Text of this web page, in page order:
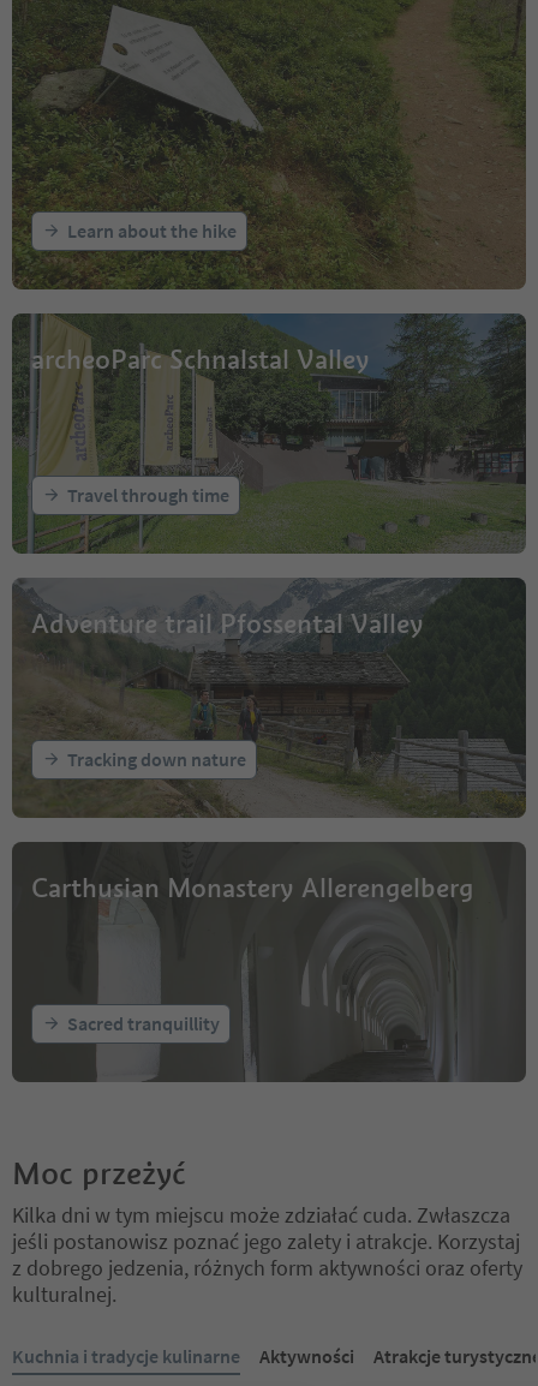
Learn about the hike
archeoParc Schnalstal Valley
Travel through time
Adventure trail Pfossental Valley
Tracking down nature
Carthusian Monastery Allerengelberg
Sacred tranquillity
Moc przeżyć
Kilka dni w tym miejscu może zdziałać cuda. Zwłaszcza
jeśli postanowisz poznać jego zalety i atrakcje. Korzystaj
z dobrego jedzenia, różnych form aktywności oraz oferty
kulturalnej.
Znajdujesz się na suwaku z zakładkami. Wybierz zakładkę, aby
Kuchnia i tradycje kulinarne Aktywności Atrakcje